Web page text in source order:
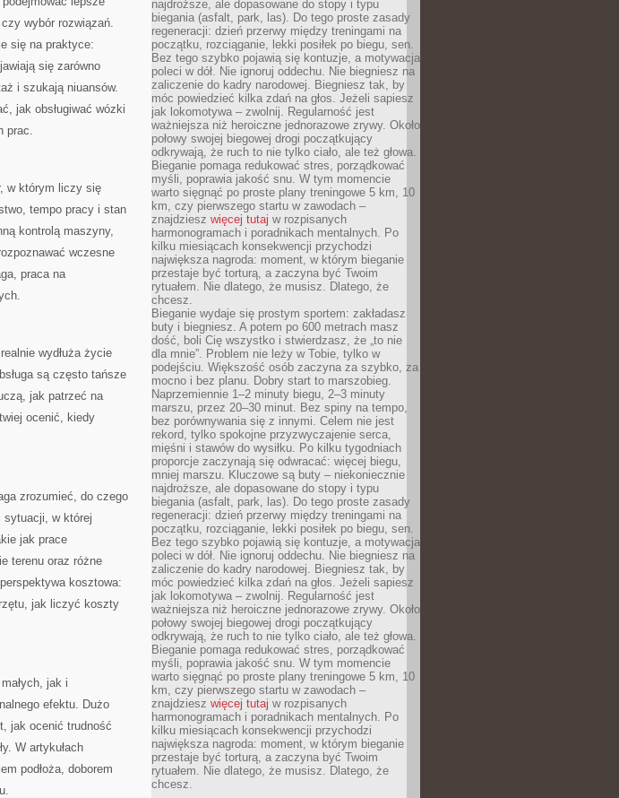
wybór rozwiązań.
się na praktyce:
się zarówno
i szukają niuansów.
jak obsługiwać wózki
prac.
w którym liczy się
tempo pracy i stan
kontrolą maszyny,
wczesne
praca na
wydłuża życie
są często tańsze
jak patrzeć na
ocenić, kiedy
zrozumieć, do czego
sytuacji, w której
jak prace
terenu oraz różne
kosztowa:
jak liczyć koszty
jak i
efektu. Dużo
jak ocenić trudność
W artykułach
podłoża, doborem
najdroższe, ale dopasowane do stopy i typu
biegania (asfalt, park, las). Do tego proste zasady
regeneracji: dzień przerwy między treningami na
początku, rozciąganie, lekki posiłek po biegu, sen.
Bez tego szybko pojawią się kontuzje, a motywacja
poleci w dół. Nie ignoruj oddechu. Nie biegniesz na
zaliczenie do kadry narodowej. Biegniesz tak, by
móc powiedzieć kilka zdań na głos. Jeżeli sapiesz
jak lokomotywa – zwolnij. Regularność jest
ważniejsza niż heroiczne jednorazowe zrywy. Około
połowy swojej biegowej drogi początkujący
odkrywają, że ruch to nie tylko ciało, ale też głowa.
Bieganie pomaga redukować stres, porządkować
myśli, poprawia jakość snu. W tym momencie
warto sięgnąć po proste plany treningowe 5 km, 10
km, czy pierwszego startu w zawodach –
znajdziesz więcej tutaj w rozpisanych
harmonogramach i poradnikach mentalnych. Po
kilku miesiącach konsekwencji przychodzi
największa nagroda: moment, w którym bieganie
przestaje być torturą, a zaczyna być Twoim
rytuałem. Nie dlatego, że musisz. Dlatego, że
chcesz.
Bieganie wydaje się prostym sportem: zakładasz
buty i biegniesz. A potem po 600 metrach masz
dość, boli Cię wszystko i stwierdzasz, że „to nie
dla mnie”. Problem nie leży w Tobie, tylko w
podejściu. Większość osób zaczyna za szybko, za
mocno i bez planu. Dobry start to marszobieg.
Naprzemiennie 1–2 minuty biegu, 2–3 minuty
marszu, przez 20–30 minut. Bez spiny na tempo,
bez porównywania się z innymi. Celem nie jest
rekord, tylko spokojne przyzwyczajenie serca,
mięśni i stawów do wysiłku. Po kilku tygodniach
proporcje zaczynają się odwracać: więcej biegu,
mniej marszu. Kluczowe są buty – niekoniecznie
najdroższe, ale dopasowane do stopy i typu
biegania (asfalt, park, las). Do tego proste zasady
regeneracji: dzień przerwy między treningami na
początku, rozciąganie, lekki posiłek po biegu, sen.
Bez tego szybko pojawią się kontuzje, a motywacja
poleci w dół. Nie ignoruj oddechu. Nie biegniesz na
zaliczenie do kadry narodowej. Biegniesz tak, by
móc powiedzieć kilka zdań na głos. Jeżeli sapiesz
jak lokomotywa – zwolnij. Regularność jest
ważniejsza niż heroiczne jednorazowe zrywy. Około
połowy swojej biegowej drogi początkujący
odkrywają, że ruch to nie tylko ciało, ale też głowa.
Bieganie pomaga redukować stres, porządkować
myśli, poprawia jakość snu. W tym momencie
warto sięgnąć po proste plany treningowe 5 km, 10
km, czy pierwszego startu w zawodach –
znajdziesz więcej tutaj w rozpisanych
harmonogramach i poradnikach mentalnych. Po
kilku miesiącach konsekwencji przychodzi
największa nagroda: moment, w którym bieganie
przestaje być torturą, a zaczyna być Twoim
rytuałem. Nie dlatego, że musisz. Dlatego, że
chcesz.